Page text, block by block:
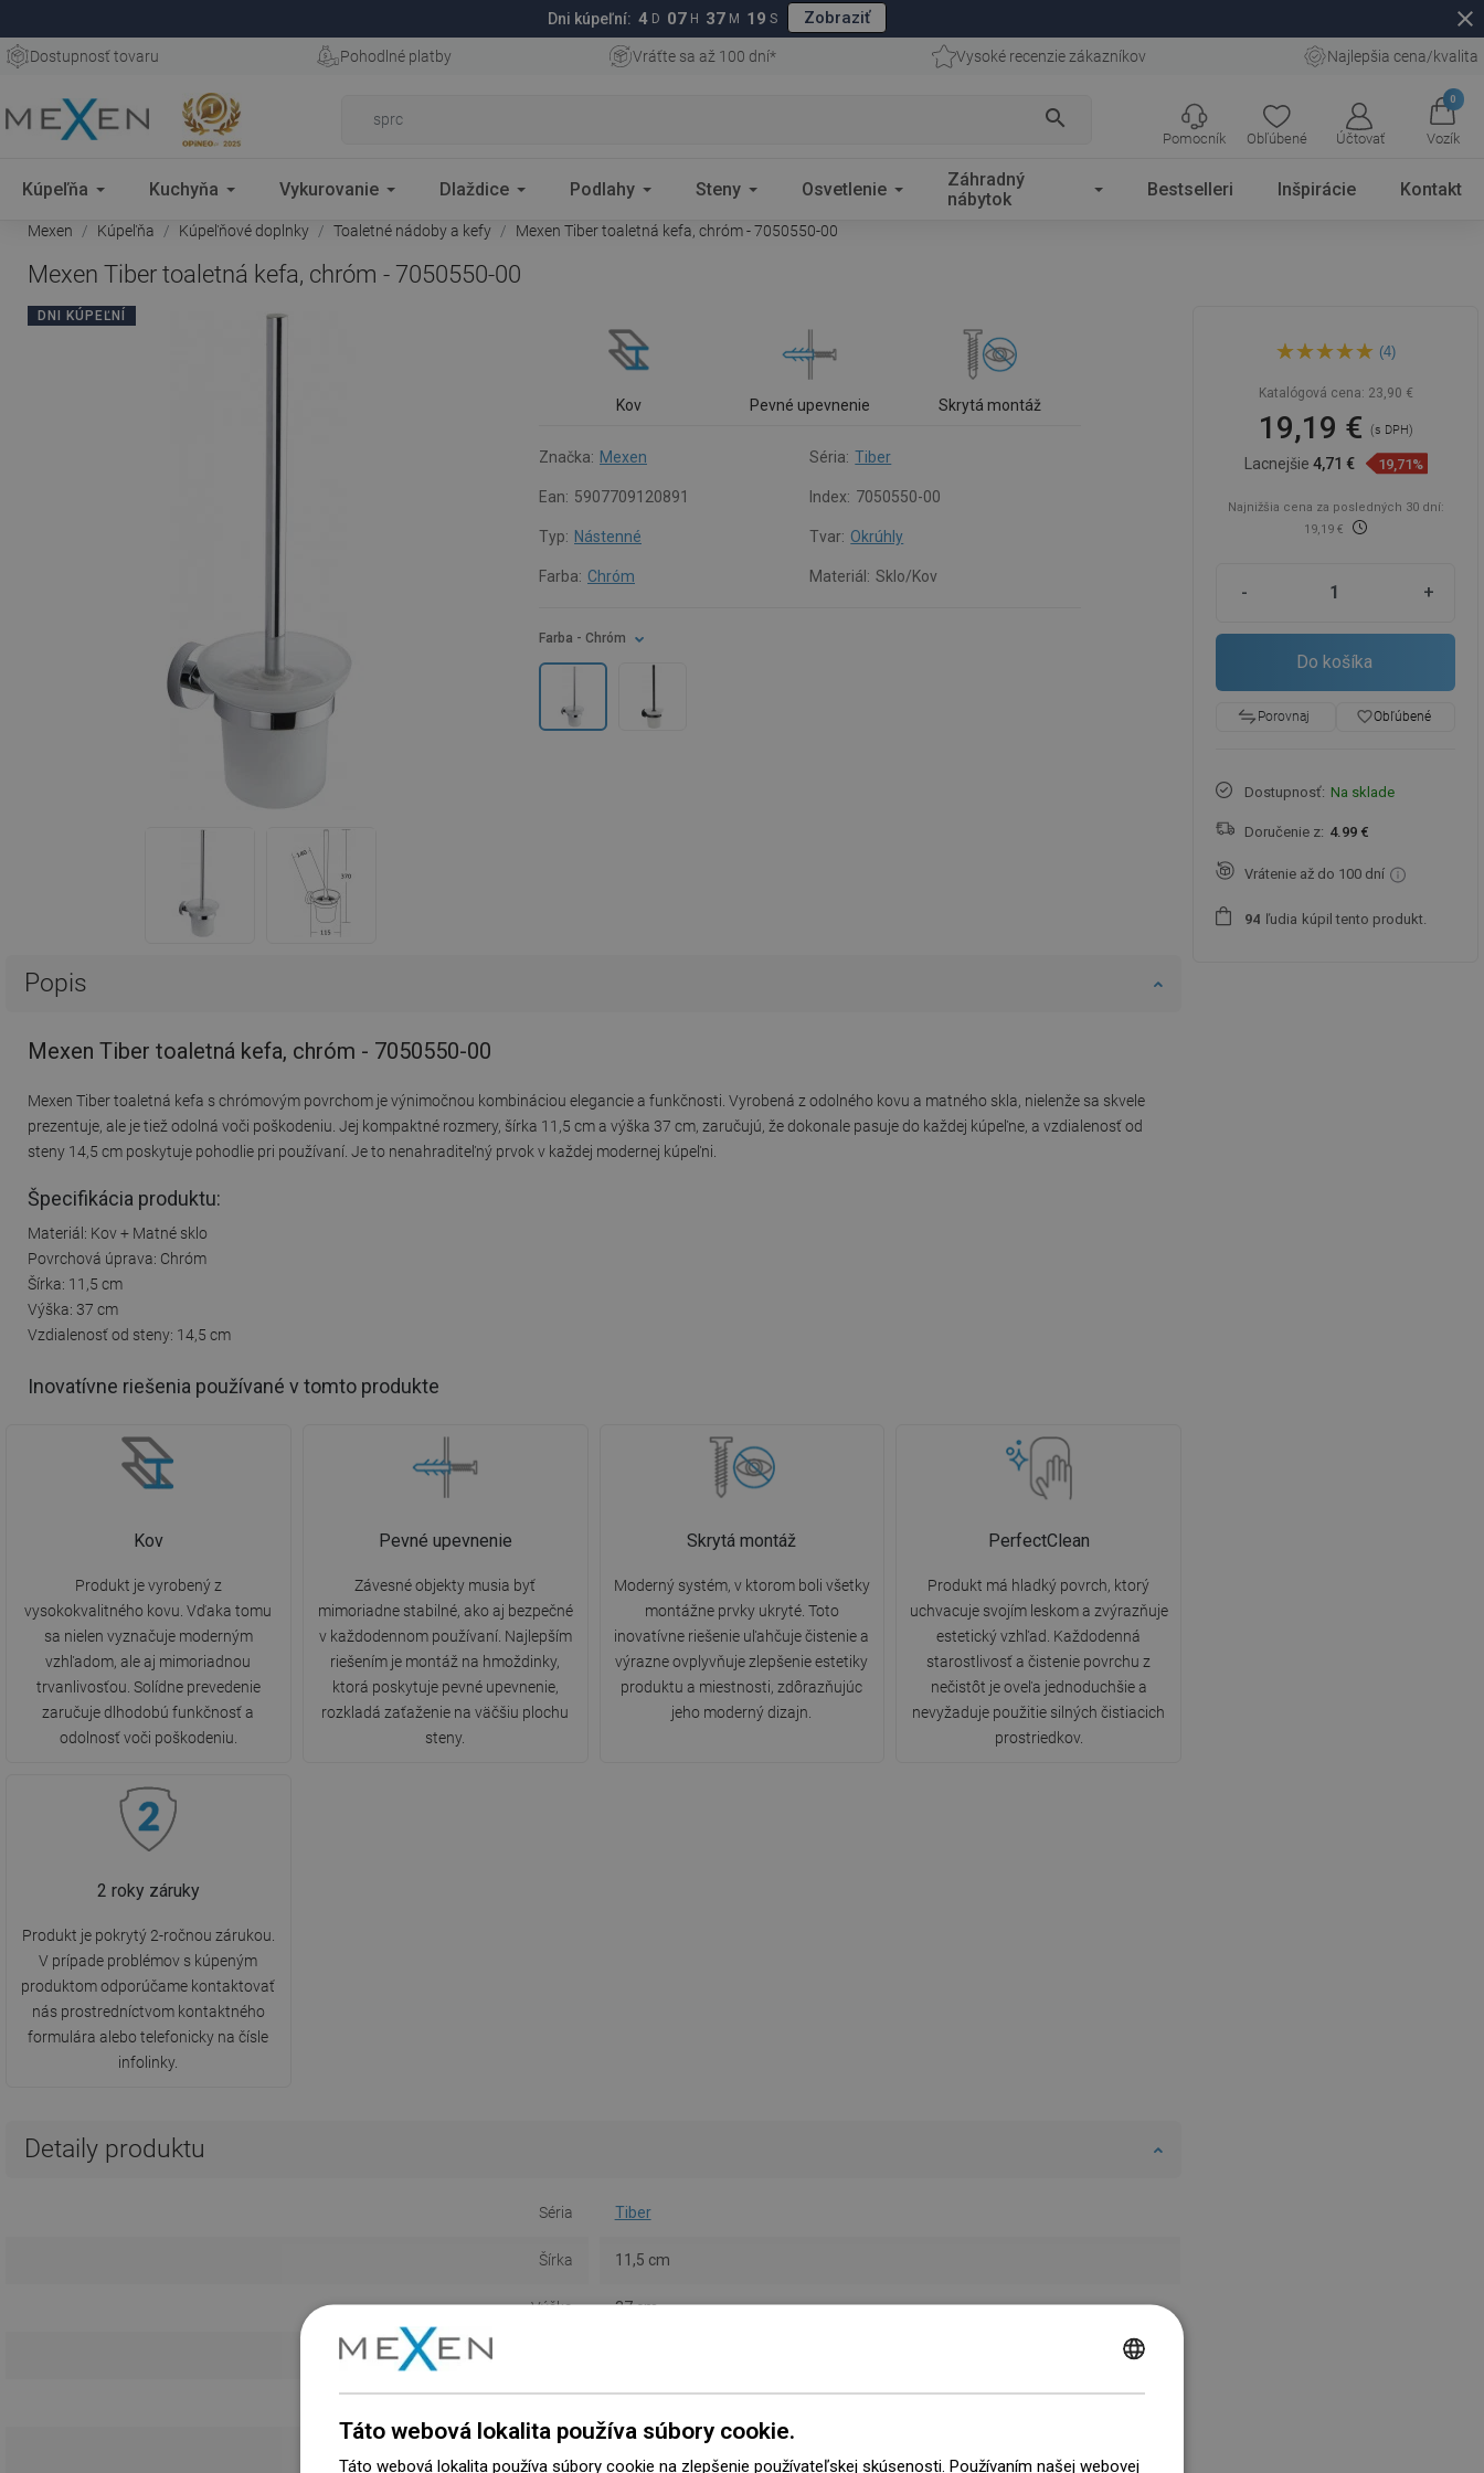
Dni kúpeľní: 4 D 07 H 37 M 18 S Zobraziť close
Dostupnosť tovaru Pohodlné platby Vráťte sa až 100 dní* Vysoké recenzie zákazníkov Najlepšia cena/kvalita
search
Obľúbené Účtovať
0
Vozík
Pomocník
Kúpeľňa Kuchyňa Vykurovanie Dlaždice Podlahy Steny Osvetlenie
Záhradný
nábytok
Bestselleri Inšpirácie Kontakt
Mexen Kúpeľňa Kúpeľňové doplnky Toaletné nádoby a kefy Mexen Tiber toaletná kefa, chróm - 7050550-00
Mexen Tiber toaletná kefa, chróm - 7050550-00
DNI KÚPEĽNÍ
Kov Pevné upevnenie Skrytá montáž
Značka: Mexen Séria: Tiber
Ean: 5907709120891 Index: 7050550-00
Typ: Nástenné Tvar: Okrúhly
Farba: Chróm Materiál: Sklo/Kov
Farba - Chróm
Popis
Mexen Tiber toaletná kefa, chróm - 7050550-00
Mexen Tiber toaletná kefa s chrómovým povrchom je výnimočnou kombináciou elegancie a funkčnosti. Vyrobená z odolného kovu a matného skla, nielenže sa skvele
prezentuje, ale je tiež odolná voči poškodeniu. Jej kompaktné rozmery, šírka 11,5 cm a výška 37 cm, zaručujú, že dokonale pasuje do každej kúpeľne, a vzdialenosť od
steny 14,5 cm poskytuje pohodlie pri používaní. Je to nenahraditeľný prvok v každej modernej kúpeľni.
Špecifikácia produktu:
Materiál: Kov + Matné sklo
Povrchová úprava: Chróm
Šírka: 11,5 cm
Výška: 37 cm
Vzdialenosť od steny: 14,5 cm
Inovatívne riešenia používané v tomto produkte
Kov
Produkt je vyrobený z
vysokokvalitného kovu. Vďaka tomu
sa nielen vyznačuje moderným
vzhľadom, ale aj mimoriadnou
trvanlivosťou. Solídne prevedenie
zaručuje dlhodobú funkčnosť a
odolnosť voči poškodeniu.
Pevné upevnenie
Závesné objekty musia byť
mimoriadne stabilné, ako aj bezpečné
v každodennom používaní. Najlepším
riešením je montáž na hmoždinky,
ktorá poskytuje pevné upevnenie,
rozkladá zaťaženie na väčšiu plochu
steny.
Skrytá montáž
Moderný systém, v ktorom boli všetky
montážne prvky ukryté. Toto
inovatívne riešenie uľahčuje čistenie a
výrazne ovplyvňuje zlepšenie estetiky
produktu a miestnosti, zdôrazňujúc
jeho moderný dizajn.
PerfectClean
Produkt má hladký povrch, ktorý
uchvacuje svojím leskom a zvýrazňuje
estetický vzhľad. Každodenná
starostlivosť a čistenie povrchu z
nečistôt je oveľa jednoduchšie a
nevyžaduje použitie silných čistiacich
prostriedkov.
2 roky záruky
Produkt je pokrytý 2-ročnou zárukou.
V prípade problémov s kúpeným
produktom odporúčame kontaktovať
nás prostredníctvom kontaktného
formulára alebo telefonicky na čísle
infolinky.
Detaily produktu
Séria Tiber
Šírka 11,5 cm
Výška 37 cm
Mexen Tiber toaletná kefa,
chróm - 7050550-00
(4)
Katalógová cena: 23,90 €
19,19 € (s DPH)
Lacnejšie4,71 € 19,71%
Najnižšia cena za posledných 30 dní:
19,19 €
- +
Do košíka
Porovnaj favorite_borderObľúbené
Dostupnosť: Na sklade
Doručenie z: 4.99 €
Vrátenie až do 100 dní
94 ľudia kúpil tento produkt.
Táto webová lokalita používa súbory cookie.
Táto webová lokalita používa súbory cookie na zlepšenie používateľskej skúsenosti. Používaním našej webovej